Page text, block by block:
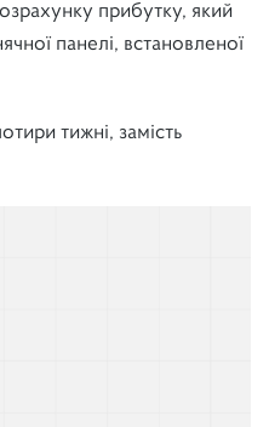
прибутку, який
панелі, встановленої
тижні, замість